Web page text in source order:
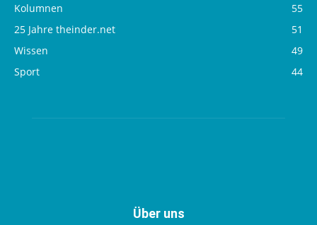
Kolumnen
55
25 Jahre theinder.net
51
Wissen
49
Sport
44
Über uns